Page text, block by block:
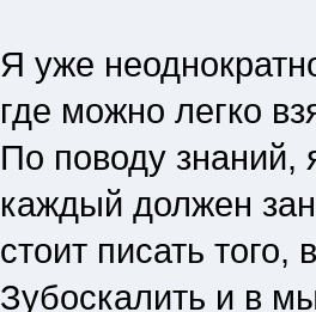
Я уже
где можно легко
По поводу знаний,
каждый должен
стоит писать
Зубоскалить и в